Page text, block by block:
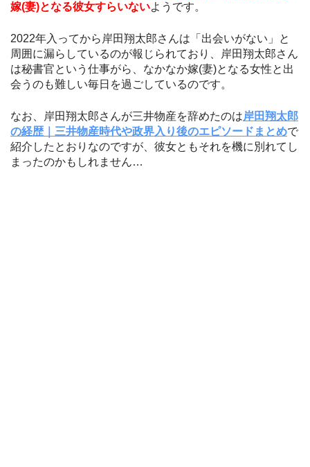
嫁(妻)となる彼女すらいないようです。
2022年入ってから岸田翔太郎さんは「出会いがない」と
周囲に漏らしているのが報じられており、岸田翔太郎さん
は秘書官という仕事がら、なかなか嫁(妻)となる女性と出
会うのも難しい毎日を過ごしているのです。
なお、岸田翔太郎さんが三井物産を辞めたのは岸田翔太郎
の経歴｜三井物産時代や政界入り後のエピソードまとめで
紹介したとおりなのですが、彼女ともそれを機に別れてし
まったのかもしれません…